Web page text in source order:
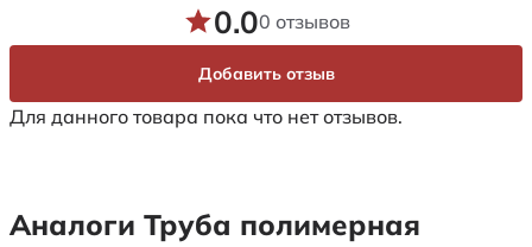
Для данного товара пока что нет отзывов.
0.00 отзывов
Добавить отзыв
Аналоги Труба полимерная